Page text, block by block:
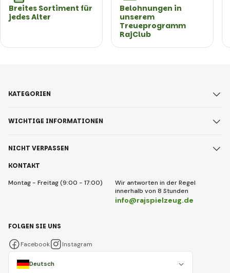
Breites Sortiment für
jedes Alter
Belohnungen in
unserem
Treueprogramm
RajClub
KONTAKT
Montag - Freitag (9:00 - 17:00)
Wir antworten in der Regel
innerhalb von 8 Stunden
info@rajspielzeug.de
KATEGORIEN
WICHTIGE INFORMATIONEN
NICHT VERPASSEN
Deutsch
FOLGEN SIE UNS
Facebook Instagram